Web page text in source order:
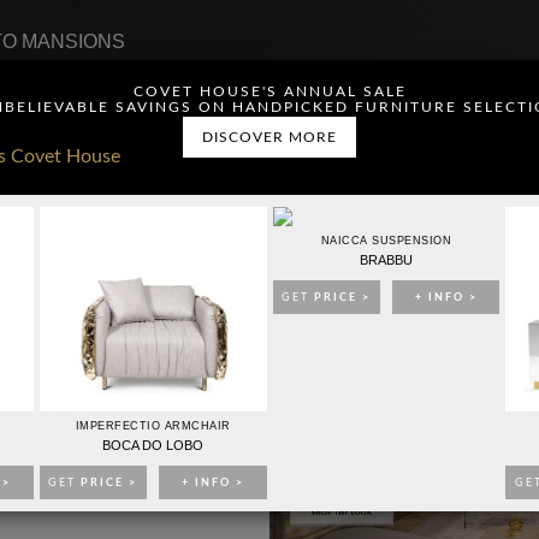
COVET HOUSE'S ANNUAL SALE
SAVINGS ON HANDPICKED FURNITURE
DISCOVER MORE
IMPERFECTIO ARMCHAIR
BOCA DO LOBO
GET PRICE > + INFO >
NAICCA SUSPENSION
BRABBU
GET PRICE > + INFO >
MANSIONS
PUBLICIDAD